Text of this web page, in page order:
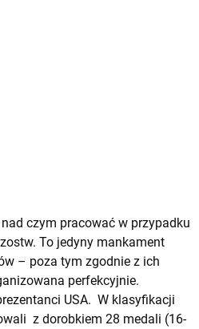
czym pracować w przypadku
To jedyny mankament
– poza tym zgodnie z ich
perfekcyjnie.
USA. W klasyfikacji
z dorobkiem 28 medali (16-